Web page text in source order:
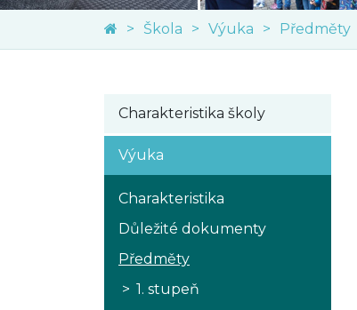
Škola Výuka Předměty
Charakteristika školy
Výuka
Charakteristika
Důležité dokumenty
Předměty
1. stupeň